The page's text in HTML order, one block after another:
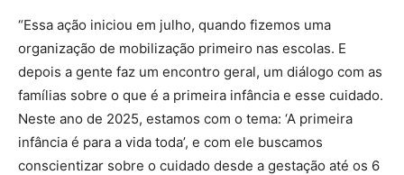
“Essa ação iniciou em julho, quando fizemos uma
organização de mobilização primeiro nas escolas. E
depois a gente faz um encontro geral, um diálogo com as
famílias sobre o que é a primeira infância e esse cuidado.
Neste ano de 2025, estamos com o tema: ‘A primeira
infância é para a vida toda’, e com ele buscamos
conscientizar sobre o cuidado desde a gestação até os 6